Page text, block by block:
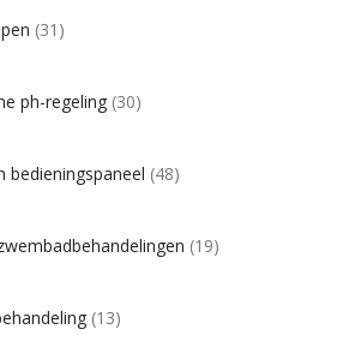
(31)
ph-regeling (30)
bedieningspaneel (48)
(19)
(13)